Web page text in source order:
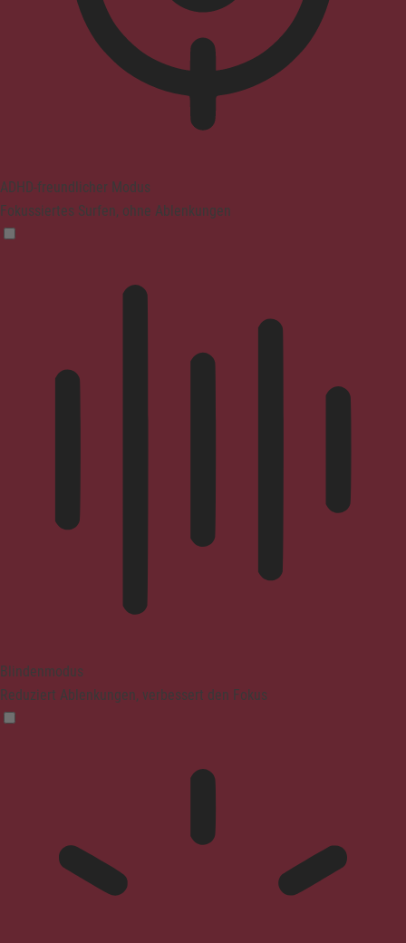
ADHD-freundlicher Modus
Fokussiertes Surfen, ohne Ablenkungen
Blindenmodus
Reduziert Ablenkungen, verbessert den Fokus